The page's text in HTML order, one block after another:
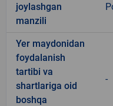
joylashgan
manzili
Yer maydonidan
foydalanish
tartibi va
shartlariga oid
boshqa
-